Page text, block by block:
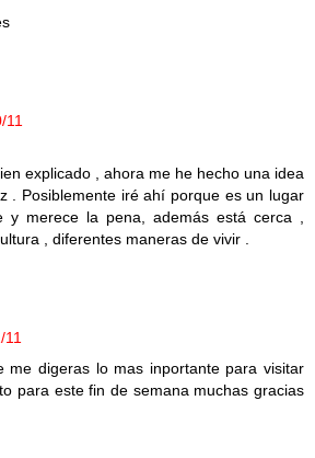
11
explicado , ahora me he hecho una idea
. Posiblemente iré ahí porque es un lugar
y merece la pena, además está cerca ,
, diferentes maneras de vivir .
11
me digeras lo mas inportante para visitar
para este fin de semana muchas gracias